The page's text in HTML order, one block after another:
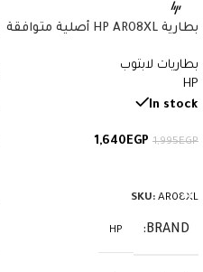
بطارية HP AR08XL أصلية متوافقة
ساعة
بطاريات لابتوب
HP
In stock
1,995EGP
1,640EGP
SKU: AR08XL
BRAND
HP